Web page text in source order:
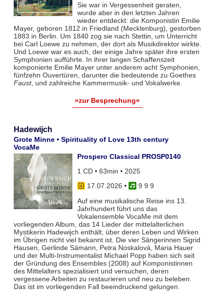
Sie war in Vergessenheit geraten,
wurde aber in den letzten Jahren
wieder entdeckt: die Komponistin Emilie
Mayer, geboren 1812 in Friedland (Mecklenburg), gestorben
1883 in Berlin. Um 1840 zog sie nach Stettin, um Unterricht
bei Carl Loewe zu nehmen, der dort als Musikdirektor wirkte.
Und Loewe war es auch, der einige Jahre später ihre ersten
Symphonien aufführte. In ihrer langen Schaffenszeit
komponierte Emilie Mayer unter anderem acht Symphonien,
fünfzehn Ouvertüren, darunter die bedeutende zu Goethes
Faust, und zahlreiche Kammermusik- und Vokalwerke.
»zur Besprechung«
Hadewijch
Grote Minne • Spirituality of Love 13th century
VocaMe
Prospero Classical PROSP0140
1 CD • 63min • 2025
17.07.2026 •
9 9 9
Auf eine musikalische Reise ins 13.
Jahrhundert führt uns das
Vokalensemble VocaMe mit dem
vorliegenden Album, das 14 Lieder der mittelalterlichen
Mystikerin Hadewijch enthält, über deren Leben und Wirken
im Übrigen nicht viel bekannt ist. Die vier Sängerinnen Sigrid
Hausen, Gerlinde Sämann, Petra Noskalová, Maria Hauer
und der Multi-Instrumentalist Michael Popp haben sich seit
der Gründung des Ensembles (2008) auf Komponistinnen
des Mittelalters spezialisiert und versuchen, deren
vergessene Arbeiten zu restaurieren und neu zu beleben.
Das ist im vorliegenden Fall beeindruckend gelungen.